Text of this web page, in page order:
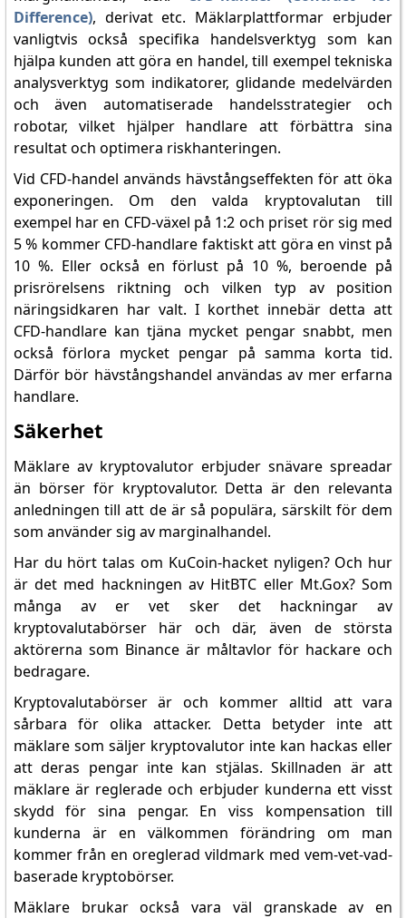
Difference), derivat etc. Mäklarplattformar erbjuder
vanligtvis också specifika handelsverktyg som kan
hjälpa kunden att göra en handel, till exempel tekniska
analysverktyg som indikatorer, glidande medelvärden
och även automatiserade handelsstrategier och
robotar, vilket hjälper handlare att förbättra sina
resultat och optimera riskhanteringen.
Vid CFD-handel används hävstångseffekten för att öka
exponeringen. Om den valda kryptovalutan till
exempel har en CFD-växel på 1:2 och priset rör sig med
5 % kommer CFD-handlare faktiskt att göra en vinst på
10 %. Eller också en förlust på 10 %, beroende på
prisrörelsens riktning och vilken typ av position
näringsidkaren har valt. I korthet innebär detta att
CFD-handlare kan tjäna mycket pengar snabbt, men
också förlora mycket pengar på samma korta tid.
Därför bör hävstångshandel användas av mer erfarna
handlare.
Säkerhet
Mäklare av kryptovalutor erbjuder snävare spreadar
än börser för kryptovalutor. Detta är den relevanta
anledningen till att de är så populära, särskilt för dem
som använder sig av marginalhandel.
Har du hört talas om KuCoin-hacket nyligen? Och hur
är det med hackningen av HitBTC eller Mt.Gox? Som
många av er vet sker det hackningar av
kryptovalutabörser här och där, även de största
aktörerna som Binance är måltavlor för hackare och
bedragare.
Kryptovalutabörser är och kommer alltid att vara
sårbara för olika attacker. Detta betyder inte att
mäklare som säljer kryptovalutor inte kan hackas eller
att deras pengar inte kan stjälas. Skillnaden är att
mäklare är reglerade och erbjuder kunderna ett visst
skydd för sina pengar. En viss kompensation till
kunderna är en välkommen förändring om man
kommer från en oreglerad vildmark med vem-vet-vad-
baserade kryptobörser.
Mäklare brukar också vara väl granskade av en